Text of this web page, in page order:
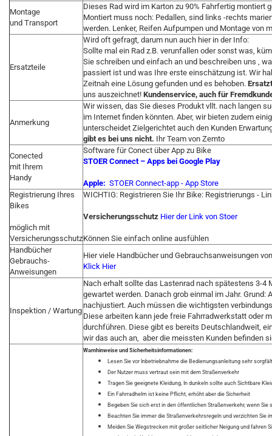
Montage
und Transport
Dieses Rad wird im Karton zu 90% Fahrfertig montiert
Montiert muss noch: Pedallen, sind links -rechts
werden. Lenker, Reifen Aufpumpen und Montage von
Ersatzteile
Wird oft gefragt, darum nun auch hier in der Info:
Sollte mal ein Rad z.B. verunfallen oder sonst was,
Sie schreiben und einfach an und beschreiben uns ,
passiert ist und was Ihre erste einschätzung ist. Wir
Zeitnah eine Lösung gefunden und es behoben.
uns auszeichnet! Kundenservice, auch für
Anmerkung
Wir wissen, das Sie dieses Produkt vllt. nach langen
im Internet finden könnten. Aber, wir bieten zudem
unterscheidet Zielgerichtet auch den Kunden
gibt es bei uns nicht. Ihr Team von Zemto
Conected
mit Ihrem
Handy
Software für Conect über App zu Bike
STOER Connect – Apps bei Google Play
Apple: ‎STOER Connect-app - App Store
Registrierung Ihres
Bikes
möglich mit
Versicherungsschutz
WICHTIG: Registrieren Sie Ihr Bike: Registrierungs -
Versicherungsschutz Hier der Link von Stoer
Können Sie einfach online ausfühlen
Handbücher
Gebrauchs-
Anweisungen
Hier viele Handbücher und Gebrauchsanweisungen
Klick Hier
Inspektion / Wartung
Nach erhalt sollte das Lastenrad nach spätestens 3-4
gewartet werden. Danach grob einmal im Jahr.
nachjustiert. Auch müssen die wichtigsten
Diese arbeiten kann jede freie Fahrradwerkstatt oder
durchführen. Diese gibt es bereits Deutschlandweit,
wir das auch an, aber die meissten Kunden befinden
Warnhinweise und Sicherheitsinformationen:
Lesen Sie vor Inbetriebnahme die Bedienungsanleitung sehr
Der Nutzer muss vertraut sein mit dem Straßenverkehr
Tragen Sie geeignete Kleidung, In dunkeln sollte auch Sichtbare
Ein Fahrradhelm ist keine Pflicht, erhöht aber die Sicherheit
Begeben Sie sich erst in den öffentlichen Straßenverkehr, wenn
Beachten Sie immer die Straßenverkehrsregeln und verzichten Sie
Meiden Sie Wegstrecken mit großer seitlicher Neigung und fahren